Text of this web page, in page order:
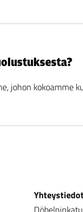
johon kokoamme